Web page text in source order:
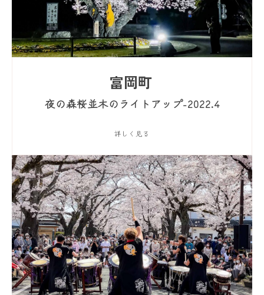
富岡町
夜の森桜並木のライトアップ-2022.4
詳しく見る